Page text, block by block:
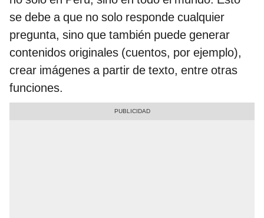
se debe a que no solo responde cualquier
pregunta, sino que también puede generar
contenidos originales (cuentos, por ejemplo),
crear imágenes a partir de texto, entre otras
funciones.